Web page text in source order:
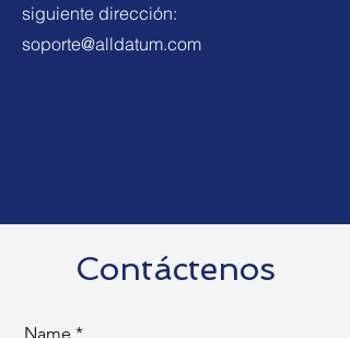
siguiente dirección:
soporte@alldatum.com
Contáctenos
Name